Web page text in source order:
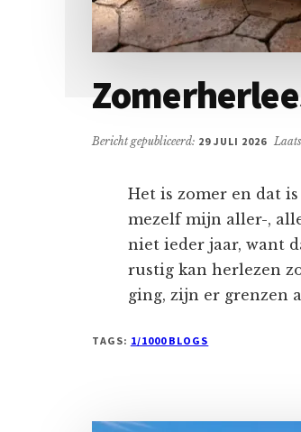
Bericht gepubliceerd: 29 JULI 2026
Het is zomer en dat
mezelf mijn aller-,
niet ieder jaar, want
rustig kan herlezen
ging, zijn er grenzen
TAGS: 1/1000 BLOGS